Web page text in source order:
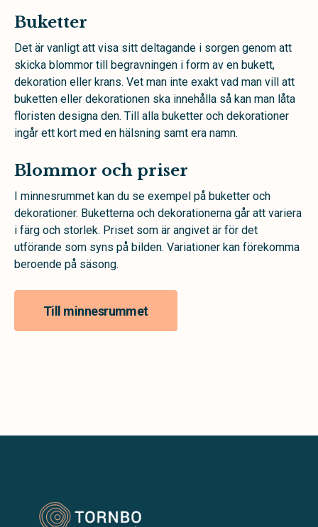
Buketter
Det är vanligt att visa sitt deltagande i sorgen genom att
skicka blommor till begravningen i form av en bukett,
dekoration eller krans. Vet man inte exakt vad man vill att
buketten eller dekorationen ska innehålla så kan man låta
floristen designa den. Till alla buketter och dekorationer
ingår ett kort med en hälsning samt era namn.
Blommor och priser
I minnesrummet kan du se exempel på buketter och
dekorationer. Buketterna och dekorationerna går att variera
i färg och storlek. Priset som är angivet är för det
utförande som syns på bilden. Variationer kan förekomma
beroende på säsong.
Till minnesrummet